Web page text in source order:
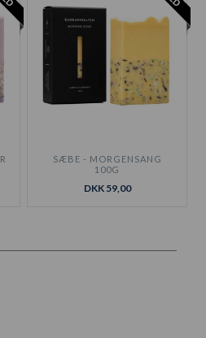
SÆBE - MORGENSANG
100G
DKK 59,00